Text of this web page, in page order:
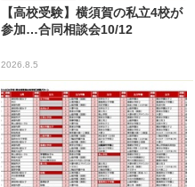
【高校受験】横須賀の私立4校が
参加…合同相談会10/12
2026.8.5